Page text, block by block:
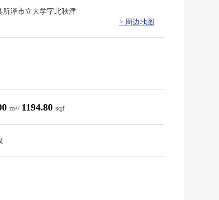
所泽市立大学字北秋津
> 周边地图
m²/ 1194.80 sqf